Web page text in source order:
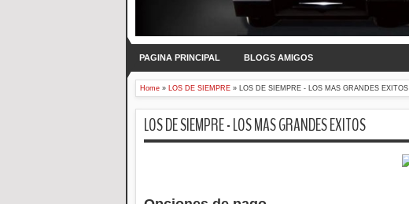
PAGINA PRINCIPAL BLOGS AMIGOS
Home » LOS DE SIEMPRE » LOS DE SIEMPRE - LOS MAS GRANDES EXITOS
LOS DE SIEMPRE - LOS MAS GRANDES EXITOS